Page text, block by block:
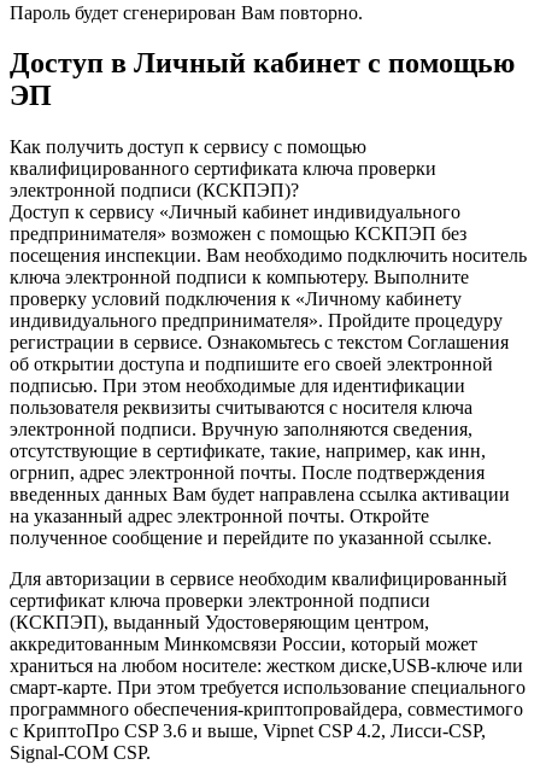
Пароль будет сгенерирован Вам повторно.
Доступ в Личный кабинет с помощью
ЭП
Как получить доступ к сервису с помощью
квалифицированного сертификата ключа проверки
электронной подписи (КСКПЭП)?
Доступ к сервису «Личный кабинет индивидуального
предпринимателя» возможен с помощью КСКПЭП без
посещения инспекции. Вам необходимо подключить носитель
ключа электронной подписи к компьютеру. Выполните
проверку условий подключения к «Личному кабинету
индивидуального предпринимателя». Пройдите процедуру
регистрации в сервисе. Ознакомьтесь с текстом Соглашения
об открытии доступа и подпишите его своей электронной
подписью. При этом необходимые для идентификации
пользователя реквизиты считываются с носителя ключа
электронной подписи. Вручную заполняются сведения,
отсутствующие в сертификате, такие, например, как инн,
огрнип, адрес электронной почты. После подтверждения
введенных данных Вам будет направлена ссылка активации
на указанный адрес электронной почты. Откройте
полученное сообщение и перейдите по указанной ссылке.
Для авторизации в сервисе необходим квалифицированный
сертификат ключа проверки электронной подписи
(КСКПЭП), выданный Удостоверяющим центром,
аккредитованным Минкомсвязи России, который может
храниться на любом носителе: жестком диске,USB-ключе или
смарт-карте. При этом требуется использование специального
программного обеспечения-криптопровайдера, совместимого
с КриптоПро CSP 3.6 и выше, Vipnet CSP 4.2, Лисси-CSP,
Signal-COM CSP.